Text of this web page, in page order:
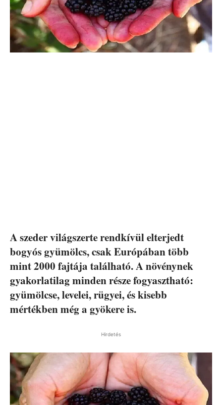
A szeder világszerte rendkívül elterjedt
bogyós gyümölcs, csak Európában több
mint 2000 fajtája található. A növénynek
gyakorlatilag minden része fogyasztható:
gyümölcse, levelei, rügyei, és kisebb
mértékben még a gyökere is.
Hirdetés